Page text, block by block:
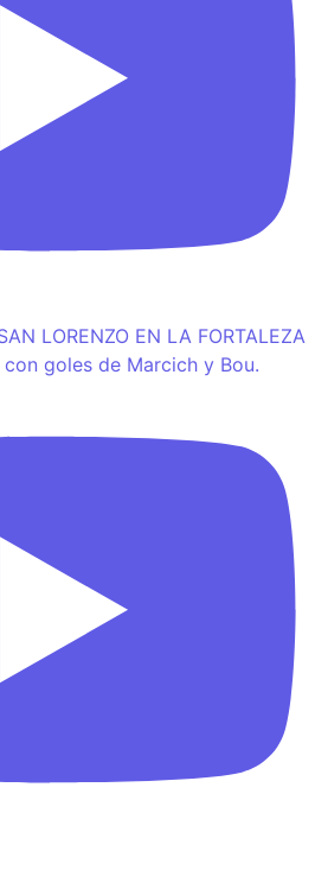
LORENZO EN LA FORTALEZA
goles de Marcich y Bou.